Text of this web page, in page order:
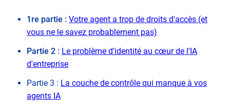
1re partie : Votre agent a trop de droits d'accès (et
vous ne le savez probablement pas)
Partie 2 : Le problème d'identité au cœur de l'IA
d'entreprise
Partie 3 : La couche de contrôle qui manque à vos
agents IA